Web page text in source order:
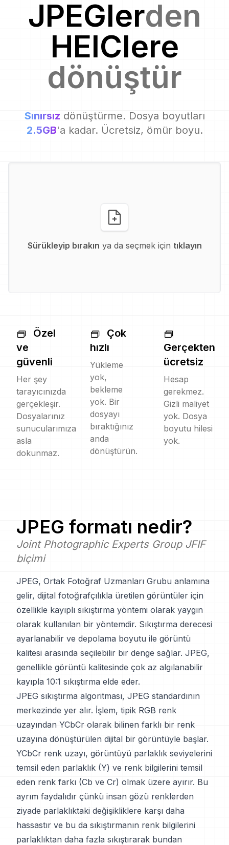
JPEGlerden
HEIClere
dönüştür
Sınırsız dönüştürme. Dosya boyutları
2.5GB'a kadar. Ücretsiz, ömür boyu.
Sürükleyip bırakın ya da seçmek için tıklayın
Özel
ve
güvenli
Her şey
tarayıcınızda
gerçekleşir.
Dosyalarınız
sunucularımıza
asla
dokunmaz.
Çok
hızlı
Yükleme
yok,
bekleme
yok. Bir
dosyayı
bıraktığınız
anda
dönüştürün.
Gerçekten
ücretsiz
Hesap
gerekmez.
Gizli maliyet
yok. Dosya
boyutu hilesi
yok.
JPEG formatı nedir?
Joint Photographic Experts Group JFIF
biçimi
JPEG, Ortak Fotoğraf Uzmanları Grubu anlamına
gelir, dijital fotoğrafçılıkla üretilen görüntüler için
özellikle kayıplı sıkıştırma yöntemi olarak yaygın
olarak kullanılan bir yöntemdir. Sıkıştırma derecesi
ayarlanabilir ve depolama boyutu ile görüntü
kalitesi arasında seçilebilir bir denge sağlar. JPEG,
genellikle görüntü kalitesinde çok az algılanabilir
kayıpla 10:1 sıkıştırma elde eder.
JPEG sıkıştırma algoritması, JPEG standardının
merkezinde yer alır. İşlem, tipik RGB renk
uzayından YCbCr olarak bilinen farklı bir renk
uzayına dönüştürülen dijital bir görüntüyle başlar.
YCbCr renk uzayı, görüntüyü parlaklık seviyelerini
temsil eden parlaklık (Y) ve renk bilgilerini temsil
eden renk farkı (Cb ve Cr) olmak üzere ayırır. Bu
ayrım faydalıdır çünkü insan gözü renklerden
ziyade parlaklıktaki değişikliklere karşı daha
hassastır ve bu da sıkıştırmanın renk bilgilerini
parlaklıktan daha fazla sıkıştırarak bundan